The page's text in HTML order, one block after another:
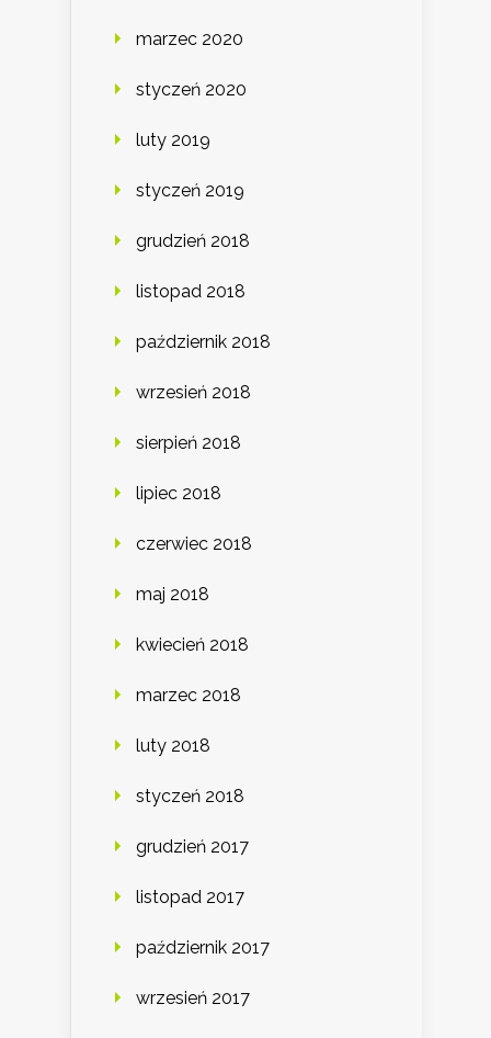
marzec 2020
styczeń 2020
luty 2019
styczeń 2019
grudzień 2018
listopad 2018
październik 2018
wrzesień 2018
sierpień 2018
lipiec 2018
czerwiec 2018
maj 2018
kwiecień 2018
marzec 2018
luty 2018
styczeń 2018
grudzień 2017
listopad 2017
październik 2017
wrzesień 2017